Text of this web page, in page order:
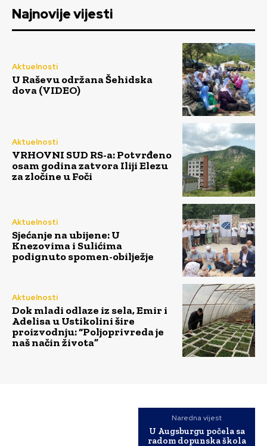
Najnovije vijesti
Aktuelnosti
U Raševu održana Šehidska
dova (VIDEO)
Aktuelnosti
VRHOVNI SUD RS-a: Potvrđeno
osam godina zatvora Iliji Elezu
za zločine u Foči
Aktuelnosti
Sjećanje na ubijene: U
Knezovima i Sulićima
podignuto spomen-obilježje
Aktuelnosti
Dok mladi odlaze iz sela, Emir i
Adelisa u Ustikolini šire
proizvodnju: “Poljoprivreda je
naš način života”
Naredna vijest
U Augsburgu počela sa
radom dopunska škola